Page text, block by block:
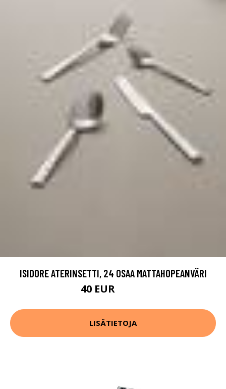
ISIDORE ATERINSETTI, 24 OSAA MATTAHOPEANVÄRI
40 EUR
LISÄTIETOJA